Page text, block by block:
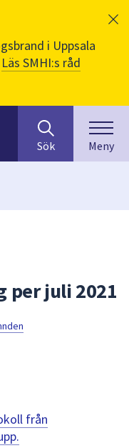
i Uppsala
Läs SMHI:s råd
efter
innehåll
på
sökfältet
kommer
att
piltangenterna
för
Sök Meny
per juli 2021
från